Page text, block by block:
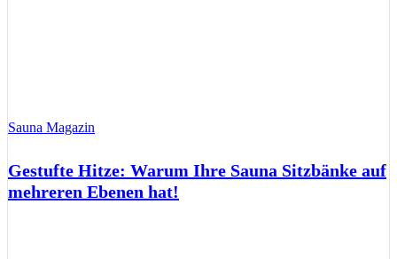
Sauna Magazin
Gestufte Hitze: Warum Ihre Sauna Sitzbänke auf
mehreren Ebenen hat!